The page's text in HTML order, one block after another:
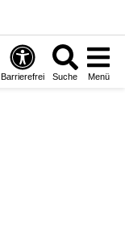
Barrierefrei Suche Menü